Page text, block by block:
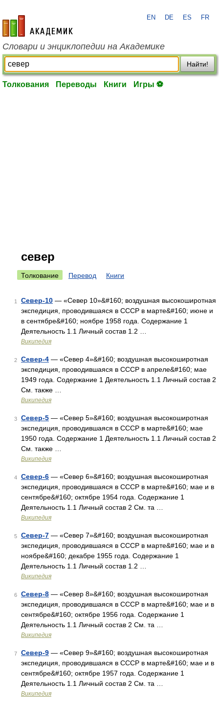
academic.ru
EN DE ES FR
Словари и энциклопедии на Академике
Найти!
Толкования Переводы Книги Игры ⚽
север
Толкование Перевод Книги
1 Север-10 — «Север 10»&#160; воздушная высокоширотная
экспедиция, проводившаяся в СССР в марте&#160; июне и
в сентябре&#160; ноябре 1958 года. Содержание 1
Деятельность 1.1 Личный состав 1.2 …
Википедия
2 Север-4 — «Север 4»&#160; воздушная высокоширотная
экспедиция, проводившаяся в СССР в апреле&#160; мае
1949 года. Содержание 1 Деятельность 1.1 Личный состав 2
См. также …
Википедия
3 Север-5 — «Север 5»&#160; воздушная высокоширотная
экспедиция, проводившаяся в СССР в марте&#160; мае
1950 года. Содержание 1 Деятельность 1.1 Личный состав 2
См. также …
Википедия
4 Север-6 — «Север 6»&#160; воздушная высокоширотная
экспедиция, проводившаяся в СССР в марте&#160; мае и в
сентябре&#160; октябре 1954 года. Содержание 1
Деятельность 1.1 Личный состав 2 См. та …
Википедия
5 Север-7 — «Север 7»&#160; воздушная высокоширотная
экспедиция, проводившаяся в СССР в марте&#160; мае и в
ноябре&#160; декабре 1955 года. Содержание 1
Деятельность 1.1 Личный состав 1.2 …
Википедия
6 Север-8 — «Север 8»&#160; воздушная высокоширотная
экспедиция, проводившаяся в СССР в марте&#160; мае и в
сентябре&#160; октябре 1956 года. Содержание 1
Деятельность 1.1 Личный состав 2 См. та …
Википедия
7 Север-9 — «Север 9»&#160; воздушная высокоширотная
экспедиция, проводившаяся в СССР в марте&#160; мае и в
сентябре&#160; октябре 1957 года. Содержание 1
Деятельность 1.1 Личный состав 2 См. та …
Википедия